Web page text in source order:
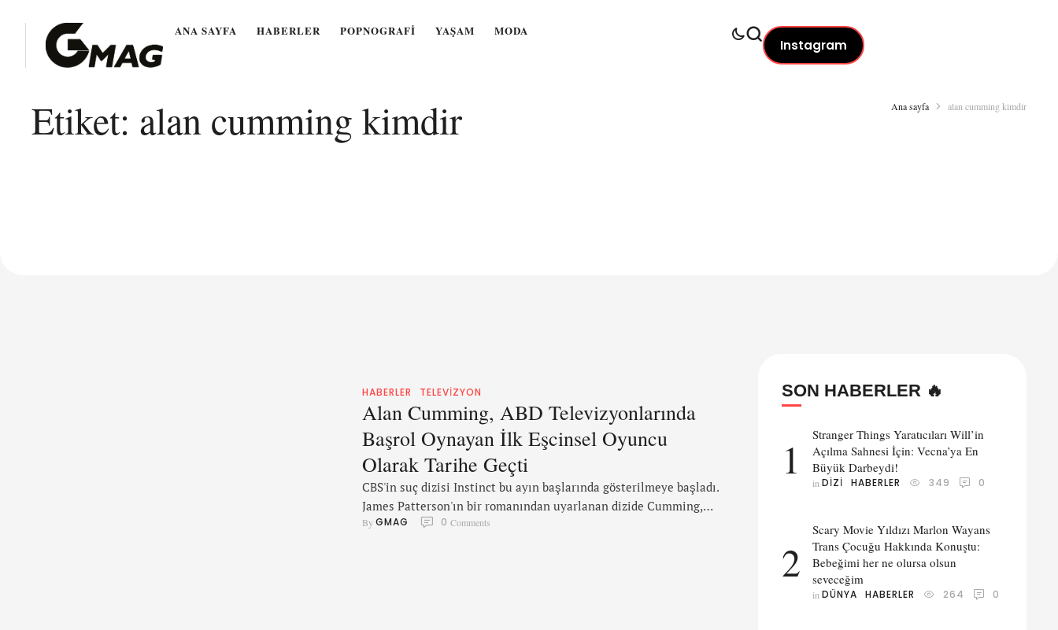
ANA SAYFA HABERLER POPNOGRAFI YAŞAM MODA
Instagram
Etiket: alan cumming kimdir Ana sayfa alan cumming kimdir
HABERLER TELEVIZYON
Alan Cumming, ABD Televizyonlarında
Başrol Oynayan İlk Eşcinsel Oyuncu
Olarak Tarihe Geçti
CBS'in suç dizisi Instinct bu ayın başlarında gösterilmeye başladı.
James Patterson'ın bir romanından uyarlanan dizide Cumming,
New York polisine kitaplarına göre cinayetler işlemeye başlayan
By GMAG 0 Comments
SON HABERLER 🔥
1
Stranger Things Yaratıcıları Will’in
Açılma Sahnesi İçin: Vecna’ya En
Büyük Darbeydi!
in DIZI HABERLER 349 0
2
Scary Movie Yıldızı Marlon Wayans
Trans Çocuğu Hakkında Konuştu:
Bebeğimi her ne olursa olsun
seveceğim
in DÜNYA HABERLER 264 0